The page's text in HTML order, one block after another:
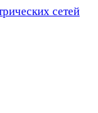
сетей